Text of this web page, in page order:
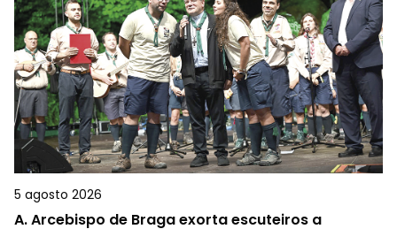
5 agosto 2026
A.Arcebispo de Braga exorta escuteiros a